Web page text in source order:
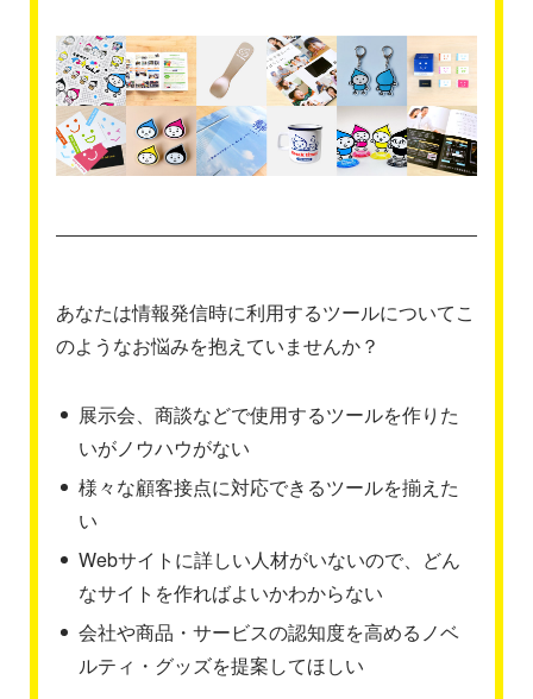
あなたは情報発信時に利用するツールについてこ
のようなお悩みを抱えていませんか？
展示会、商談などで使用するツールを作りた
いがノウハウがない
様々な顧客接点に対応できるツールを揃えた
い
Webサイトに詳しい人材がいないので、どん
なサイトを作ればよいかわからない
会社や商品・サービスの認知度を高めるノベ
ルティ・グッズを提案してほしい